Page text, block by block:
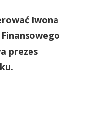
Iwona
prezes